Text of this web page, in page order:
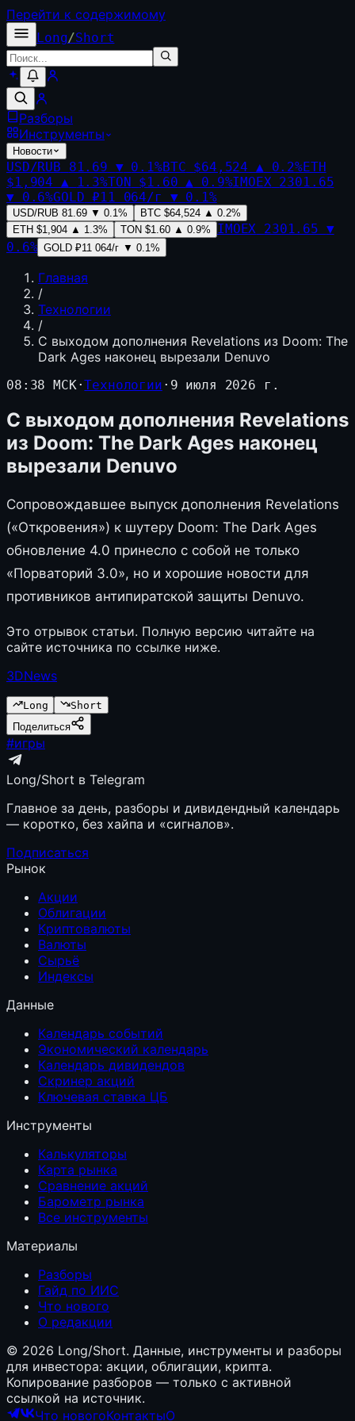
Перейти к содержимому
Long/Short
Разборы
Инструменты
Новости
USD/RUB 81.69 ▼ 0.1%BTC $64,524 ▲ 0.2%ETH
$1,904 ▲ 1.3%TON $1.60 ▲ 0.9%IMOEX 2301.65
▼ 0.6%GOLD ₽11 064/г ▼ 0.1%
USD/RUB 81.69 ▼ 0.1% BTC $64,524 ▲ 0.2%
ETH $1,904 ▲ 1.3% TON $1.60 ▲ 0.9% IMOEX 2301.65 ▼
0.6% GOLD ₽11 064/г ▼ 0.1%
Главная
/
Технологии
/
С выходом дополнения Revelations из Doom: The
Dark Ages наконец вырезали Denuvo
08:38 МСК·Технологии · 9 июля 2026 г.
С выходом дополнения Revelations
из Doom: The Dark Ages наконец
вырезали Denuvo
Сопровождавшее выпуск дополнения Revelations
(«Откровения») к шутеру Doom: The Dark Ages
обновление 4.0 принесло с собой не только
«Порваторий 3.0», но и хорошие новости для
противников антипиратской защиты Denuvo.
Это отрывок статьи. Полную версию читайте на
сайте источника по ссылке ниже.
3DNews
Long
Short
Поделиться
#игры
Long/Short в Telegram
Главное за день, разборы и дивидендный календарь
— коротко, без хайпа и «сигналов».
Подписаться
Рынок
Акции
Облигации
Криптовалюты
Валюты
Сырьё
Индексы
Данные
Календарь событий
Экономический календарь
Календарь дивидендов
Скринер акций
Ключевая ставка ЦБ
Инструменты
Калькуляторы
Карта рынка
Сравнение акций
Барометр рынка
Все инструменты
Материалы
Разборы
Гайд по ИИС
Что нового
О редакции
© 2026 Long/Short. Данные, инструменты и разборы
для инвестора: акции, облигации, крипта.
Копирование разборов — только с активной
ссылкой на источник.
Что новогоКонтактыО